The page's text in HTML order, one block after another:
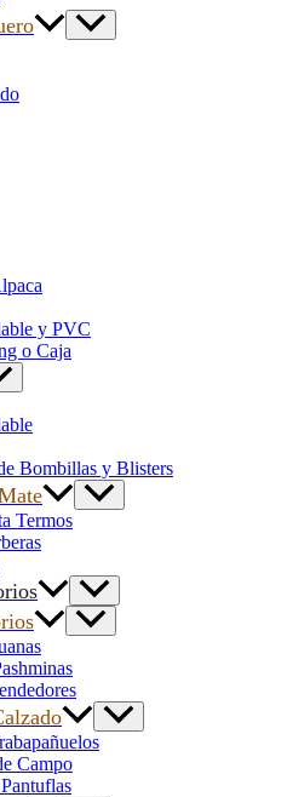
y PVC
o Caja
Bombillas y Blisters
Termos
Campo